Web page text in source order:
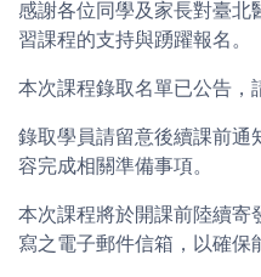
感謝各位同學及家長對臺北
習課程的支持與踴躍報名。
本次課程錄取名單已公告，
錄取學員請留意後續課前通
容完成相關準備事項。
本次課程將於開課前陸續寄
寫之電子郵件信箱，以確保